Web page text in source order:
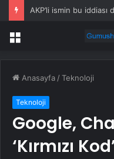
Menü
Anasayfa /Teknoloji
Teknoloji
Google,
‘Kırmızı